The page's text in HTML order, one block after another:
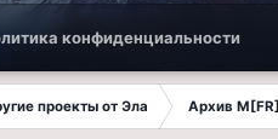
конфиденциальности
проекты от Эла Архив M[FR]